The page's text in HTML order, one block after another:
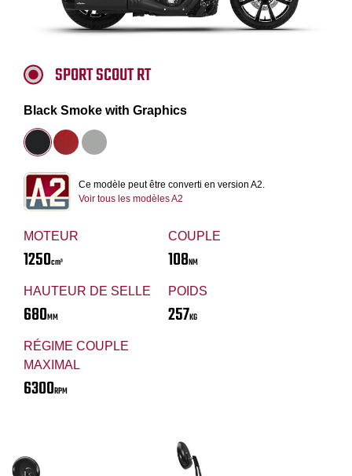
MOTEUR
1250cm³
COUPLE
108NM
HAUTEUR DE SELLE
680MM
POIDS
257KG
RÉGIME COUPLE
MAXIMAL
6300RPM
SPORT SCOUT RT
Black Smoke with Graphics
Ce modèle peut être converti en version A2.
Voir tous les modèles A2